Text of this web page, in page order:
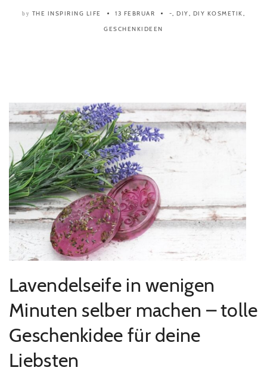
by THE INSPIRING LIFE 13 FEBRUAR -, DIY, DIY KOSMETIK,
GESCHENKIDEEN
Lavendelseife in wenigen
Minuten selber machen – tolle
Geschenkidee für deine
Liebsten